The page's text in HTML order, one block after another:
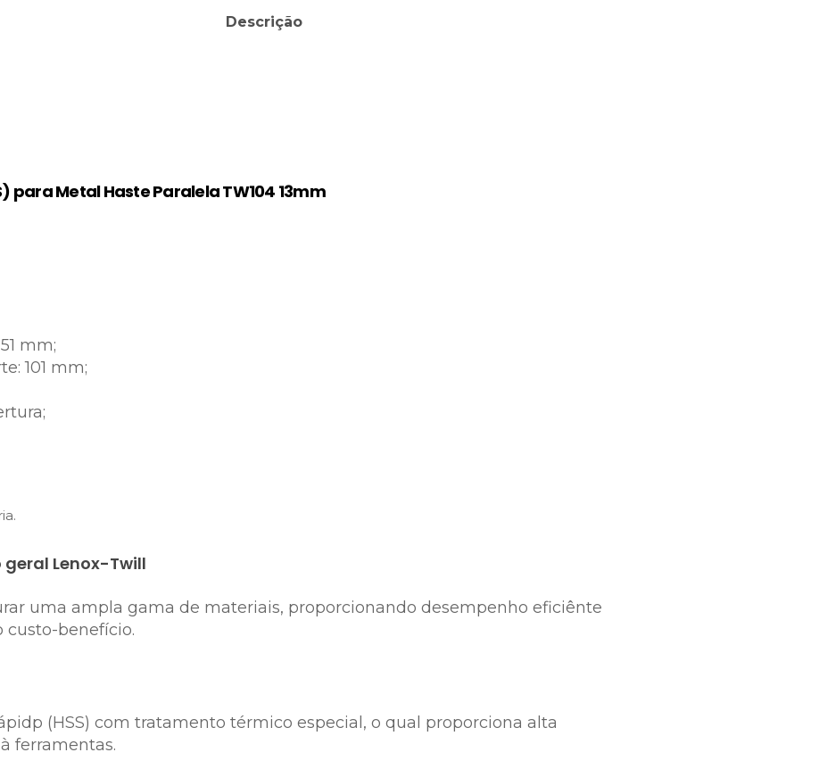
Descrição
para Metal Haste Paralela TW104 13mm
mm;
101 mm;
Lenox-Twill
uma ampla gama de materiais, proporcionando desempenho eficiênte
custo-benefício.
(HSS) com tratamento térmico especial, o qual proporciona alta
ferramentas.